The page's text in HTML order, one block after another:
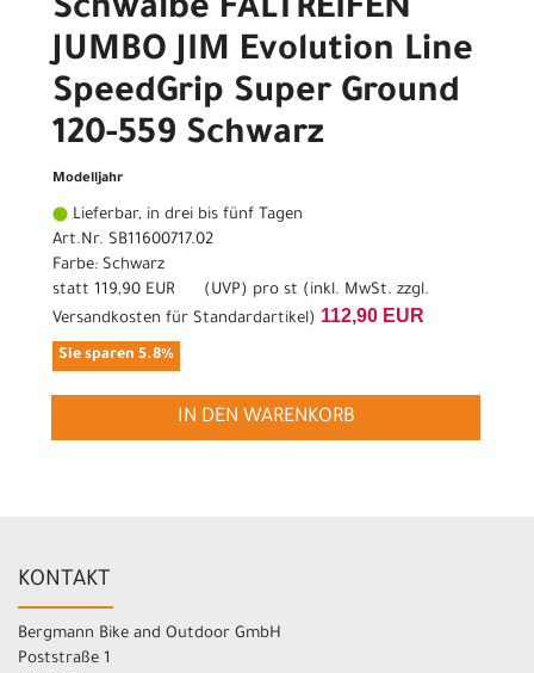
Schwalbe FALTREIFEN
JUMBO JIM Evolution Line
SpeedGrip Super Ground
120-559 Schwarz
Modelljahr
Lieferbar, in drei bis fünf Tagen
Art.Nr. SB11600717.02
Farbe: Schwarz
statt 119,90 EUR ( UVP) pro st (inkl. MwSt. zzgl.
Versandkosten für Standardartikel) 112,90 EUR
Sie sparen 5.8%
IN DEN WARENKORB
KONTAKT
Bergmann Bike and Outdoor GmbH
Poststraße 1